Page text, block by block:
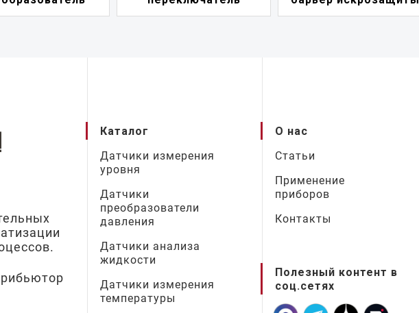
Каталог
Датчики измерения
уровня
Датчики
преобразователи
давления
Датчики анализа
жидкости
Датчики измерения
температуры
О нас
Статьи
Применение
приборов
Контакты
Полезный контент в
соц.сетях